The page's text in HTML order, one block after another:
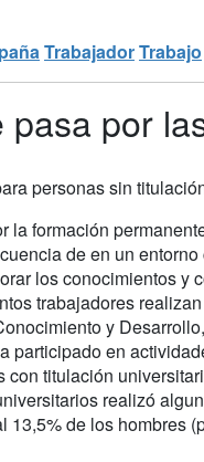
TrabajadorTrabajo
por
personas sin
la formación
de en un
los conocimientos y
trabajadores
y
participado en
con titulación
realizó
13,5% de los hombres